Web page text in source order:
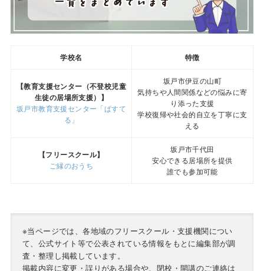
学校名 特徴
【教育支援センター（不登校児童
生徒の居場所支援）】
坂戸市教育支援センター「ぱすて
る」
坂戸市伊豆の山町
気持ちや人間関係などの悩みに寄
り添った支援
学校復帰や社会的自立を丁寧に支
える
【フリースクール】
ご縁のおうち
坂戸市千代田
安心できる居場所を提供
誰でも参加可能
※当ページでは、各地域のフリースクール・支援機関につい
て、公式サイト等で公表されている情報をもとに編集部が調
査・整理し掲載しています。
掲載内容に変更・誤りがある場合や、閉校・開講のご連絡は